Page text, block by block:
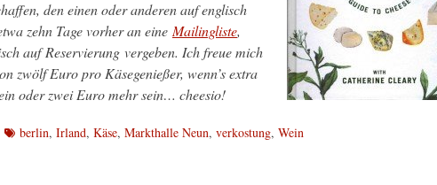
den einen oder anderen auf englisch
zehn Tage vorher an eine Mailingliste,
auf Reservierung vergeben. Ich freue mich
zwölf Euro pro Käsegenießer, wenn’s extra
oder zwei Euro mehr sein… cheesio!
Schlagworte
berlin, Irland, Käse, Markthalle Neun, verkostung, Wein